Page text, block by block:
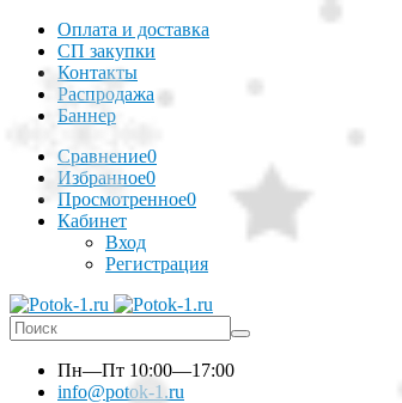
Оплата и доставка
СП закупки
Контакты
Распродажа
Баннер
Сравнение0
Избранное0
Просмотренное0
Кабинет
Вход
Регистрация
Пн—Пт 10:00—17:00
info@potok-1.ru